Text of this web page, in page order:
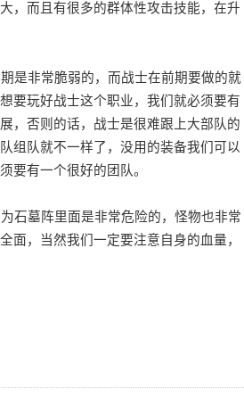
，而且有很多的群体性攻击技能，在升
是非常脆弱的，而战士在前期要做的就
要玩好战士这个职业，我们就必须要有
，否则的话，战士是很难跟上大部队的
组队就不一样了，没用的装备我们可以
要有一个很好的团队。
石墓阵里面是非常危险的，怪物也非常
面，当然我们一定要注意自身的血量，